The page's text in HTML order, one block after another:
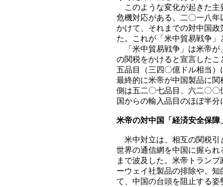
このような変化が起きた主
危機対応がある。二〇一八
かけて、それまでの対中国
た。これが「米中貿易戦争
「米中貿易戦争」は米帝が
の関税をかけると宣言した
五品目（三四〇億ドル相当
最終的に米帝が中国製品に
側は五二〇七品目、六二〇
国からの輸入品目のほぼ半
米帝の対中国「経済安全保障
米中対立は、相互の関税引
世界の通信網を中国に握ら
まで波及した。米帝トラン
ーウェイ社製品の排除や、
て、中国の台頭を阻止する